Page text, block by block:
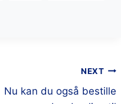
NEXT
Nu kan du også bestille